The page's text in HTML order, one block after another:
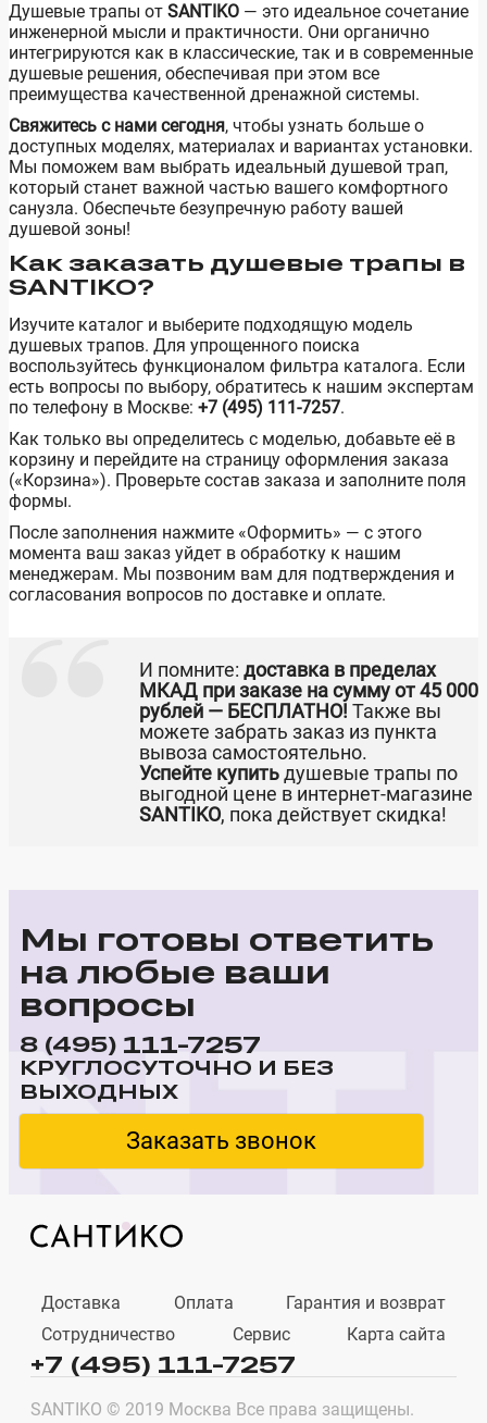
Душевые трапы от SANTIKO — это идеальное сочетание
инженерной мысли и практичности. Они органично
интегрируются как в классические, так и в современные
душевые решения, обеспечивая при этом все
преимущества качественной дренажной системы.
Свяжитесь с нами сегодня, чтобы узнать больше о
доступных моделях, материалах и вариантах установки.
Мы поможем вам выбрать идеальный душевой трап,
который станет важной частью вашего комфортного
санузла. Обеспечьте безупречную работу вашей
душевой зоны!
Как заказать душевые трапы в
SANTIKO?
Изучите каталог и выберите подходящую модель
душевых трапов. Для упрощенного поиска
воспользуйтесь функционалом фильтра каталога. Если
есть вопросы по выбору, обратитесь к нашим экспертам
по телефону в Москве: +7 (495) 111-7257.
Как только вы определитесь с моделью, добавьте её в
корзину и перейдите на страницу оформления заказа
(«Корзина»). Проверьте состав заказа и заполните поля
формы.
После заполнения нажмите «Оформить» — с этого
момента ваш заказ уйдет в обработку к нашим
менеджерам. Мы позвоним вам для подтверждения и
согласования вопросов по доставке и оплате.
И помните: доставка в пределах
МКАД при заказе на сумму от 45 000
рублей — БЕСПЛАТНО! Также вы
можете забрать заказ из пункта
вывоза самостоятельно.
Успейте купитьдушевые трапы по
выгодной цене в интернет-магазине
SANTIKO, пока действует скидка!
Мы готовы ответить
на любые ваши
вопросы
8 (495) 111-7257
КРУГЛОСУТОЧНО И БЕЗ
ВЫХОДНЫХ
Заказать звонок
Доставка Оплата
Гарантия и возврат
Сотрудничество
Сервис Карта сайта
+7 (495) 111-7257
SANTIKO © 2019 Москва Все права защищены.